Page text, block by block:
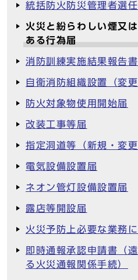
統括防火防災管理者選
火災と紛らわしい煙又
ある行為届
消防訓練実施結果報告書
自衛消防組織設置（変
防火対象物使用開始届
改装工事等届
指定洞道等（新規・変
電気設備設置届
ネオン管灯設備設置届
露店等開設届
火災予防上必要な業務
即時通報承認申請書（
る火災通報関係手続）